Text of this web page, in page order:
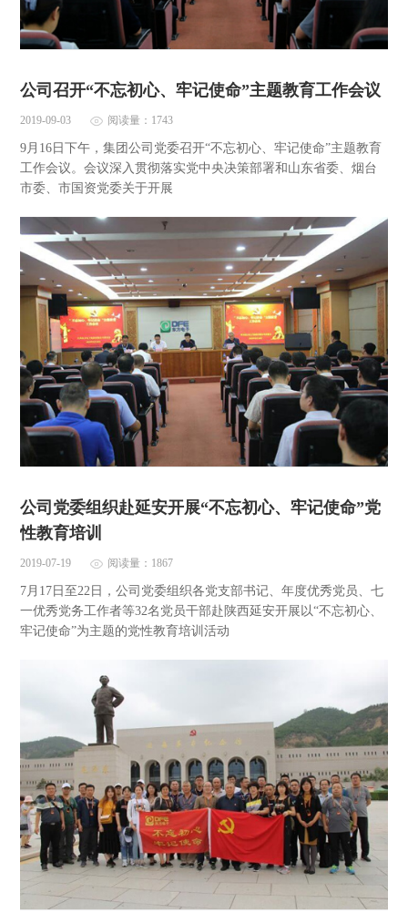
公司召开“不忘初心、牢记使命”主题教育工作会议
2019-09-03 阅读量：1743
9月16日下午，集团公司党委召开“不忘初心、牢记使命”主题教育
工作会议。会议深入贯彻落实党中央决策部署和山东省委、烟台
市委、市国资党委关于开展
公司党委组织赴延安开展“不忘初心、牢记使命”党
性教育培训
2019-07-19 阅读量：1867
7月17日至22日，公司党委组织各党支部书记、年度优秀党员、七
一优秀党务工作者等32名党员干部赴陕西延安开展以“不忘初心、
牢记使命”为主题的党性教育培训活动